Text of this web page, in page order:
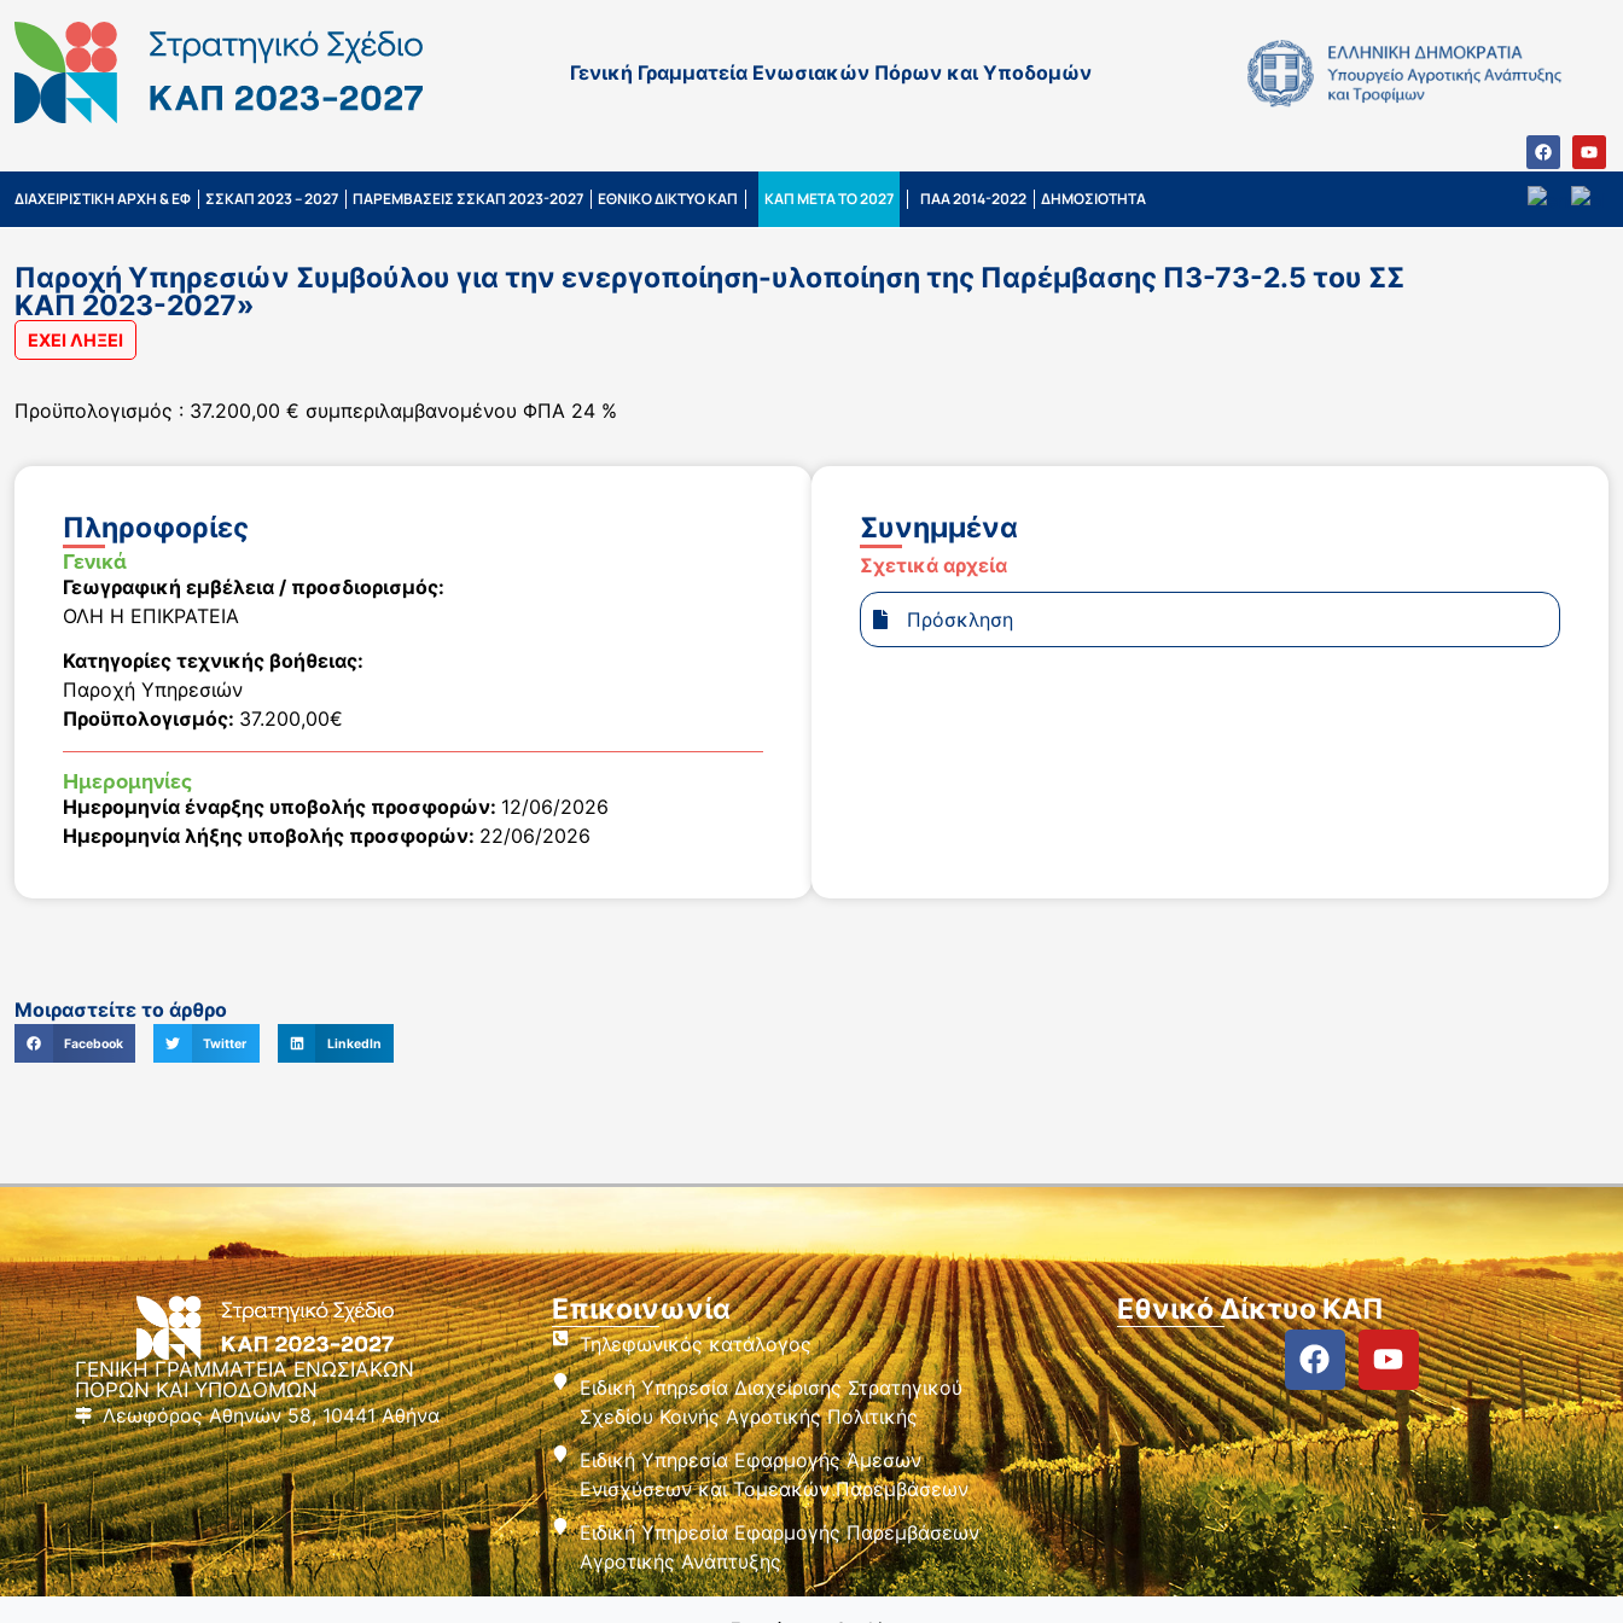
Γενική Γραμματεία Ενωσιακών Πόρων και Υποδομών
ΔΙΑΧΕΙΡΙΣΤΙΚΗ ΑΡΧΗ & ΕΦ ΣΣΚΑΠ 2023 – 2027 ΠΑΡΕΜΒΑΣΕΙΣ ΣΣΚΑΠ 2023-2027 ΕΘΝΙΚΟ ΔΙΚΤΥΟ ΚΑΠ ΚΑΠ ΜΕΤΑ ΤΟ 2027 ΠΑΑ 2014-2022 ΔΗΜΟΣΙΟΤΗΤΑ
Παροχή Υπηρεσιών Συμβούλου για την ενεργοποίηση-υλοποίηση της Παρέμβασης Π3-73-2.5 του ΣΣ
ΚΑΠ 2023-2027»
ΕΧΕΙ ΛΗΞΕΙ
Προϋπολογισμός : 37.200,00 € συμπεριλαμβανομένου ΦΠΑ 24 %
Πληροφορίες
Γενικά
Γεωγραφική εμβέλεια / προσδιορισμός:
ΟΛΗ Η ΕΠΙΚΡΑΤΕΙΑ
Κατηγορίες τεχνικής βοήθειας:
Παροχή Υπηρεσιών
Προϋπολογισμός: 37.200,00€
Ημερομηνίες
Ημερομηνία έναρξης υποβολής προσφορών: 12/06/2026
Ημερομηνία λήξης υποβολής προσφορών: 22/06/2026
Συνημμένα
Σχετικά αρχεία
Πρόσκληση
Μοιραστείτε το άρθρο
Facebook Twitter LinkedIn
ΓΕΝΙΚΗ ΓΡΑΜΜΑΤΕΙΑ ΕΝΩΣΙΑΚΩΝ
ΠΟΡΩΝ ΚΑΙ ΥΠΟΔΟΜΩΝ
Λεωφόρος Αθηνών 58, 10441 Αθήνα
Επικοινωνία
Τηλεφωνικός κατάλογος
Ειδική Υπηρεσία Διαχείρισης Στρατηγικού
Σχεδίου Κοινής Αγροτικής Πολιτικής
Ειδική Υπηρεσία Εφαρμογής Άμεσων
Ενισχύσεων και Τομεακών Παρεμβάσεων
Ειδική Υπηρεσία Εφαρμογής Παρεμβάσεων
Αγροτικής Ανάπτυξης
Εθνικό Δίκτυο ΚΑΠ